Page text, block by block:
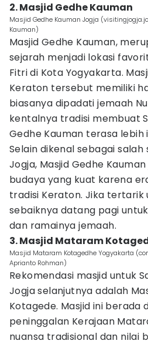
2. Masjid Gedhe Kauman
Masjid Gedhe Kauman Jogja
Kauman)
Masjid Gedhe Kauman,
sejarah menjadi lokasi
Fitri di Kota Yogyakarta.
Keraton tersebut memiliki
biasanya dipadati jemaah
kentalnya tradisi membuat
Gedhe Kauman terasa lebih
Selain dikenal sebagai
Jogja, Masjid Gedhe
budaya yang kuat karena
tradisi Keraton. Jika tertarik
sebaiknya datang pagi
dan ramainya jemaah.
3. Masjid Mataram
Masjid Mataram Kotagedhe Yogyakarta
Aprianto Rohman)
Rekomendasi masjid untuk
Jogja selanjutnya adalah
Kotagede. Masjid ini berada
peninggalan Kerajaan
nuansa tradisional dan nilai